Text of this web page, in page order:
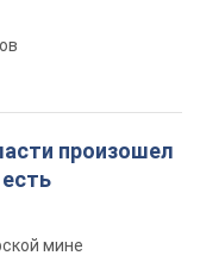
произошел
мине